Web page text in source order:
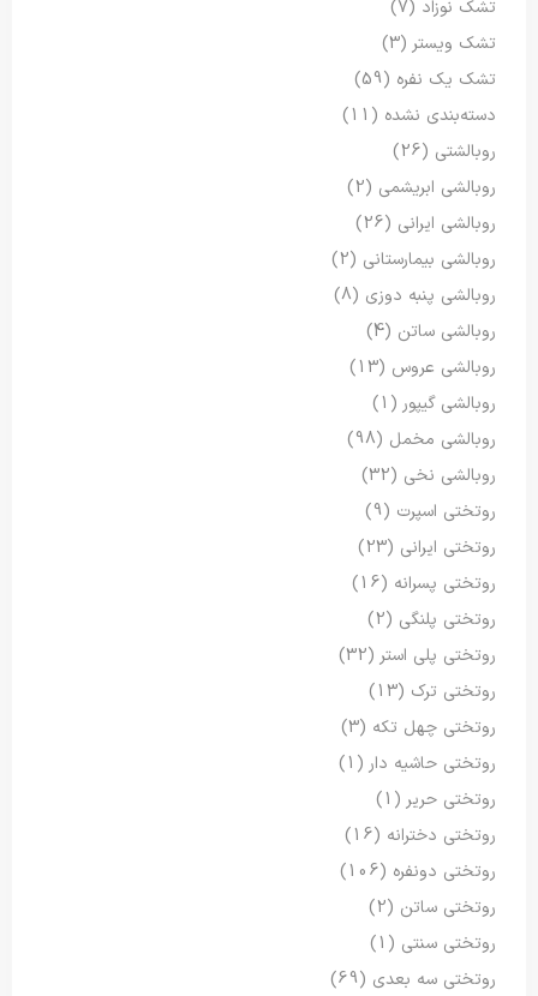
تشک نوزاد (7)
تشک ویستر (3)
تشک یک نفره (59)
دسته‌بندی نشده (11)
روبالشتی (26)
روبالشی ابریشمی (2)
روبالشی ایرانی (26)
روبالشی بیمارستانی (2)
روبالشی پنبه دوزی (8)
روبالشی ساتن (4)
روبالشی عروس (13)
روبالشی گیپور (1)
روبالشی مخمل (98)
روبالشی نخی (32)
روتختی اسپرت (9)
روتختی ایرانی (23)
روتختی پسرانه (16)
روتختی پلنگی (2)
روتختی پلی استر (32)
روتختی ترک (13)
روتختی چهل تکه (3)
روتختی حاشیه دار (1)
روتختی حریر (1)
روتختی دخترانه (16)
روتختی دونفره (106)
روتختی ساتن (2)
روتختی سنتی (1)
روتختی سه بعدی (69)